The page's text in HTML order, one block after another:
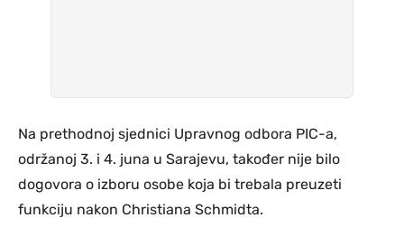
Na prethodnoj sjednici Upravnog odbora PIC-a,
održanoj 3. i 4. juna u Sarajevu, također nije bilo
dogovora o izboru osobe koja bi trebala preuzeti
funkciju nakon Christiana Schmidta.